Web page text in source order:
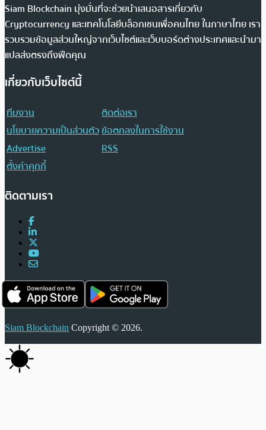
Siam Blockchain มุ่งมั่นที่จะช่วยนำเสนอสารเกี่ยวกับ
Cryptocurrency และเทคโนโลยีบล็อกเชนเพื่อคนไทย ในภาษาไทย เรา
รวบรวมข้อมูลส่วนใหญ่จากเว็บไซต์และเว็บบอร์ดต่างประเทศและนำมา
แปลส่งตรงถึงฟีดคุณ
เกี่ยวกับเว็บไซต์นี้
ทีมงาน
ติดต่อเรา
นโยบายความเป็นส่วนตัวข้อตกลงในการใช้งาน
Advertise
RSS
ตั้งค่าคุกกี้
ติดตามเรา
Siam Blockchain Copyright © 2026.